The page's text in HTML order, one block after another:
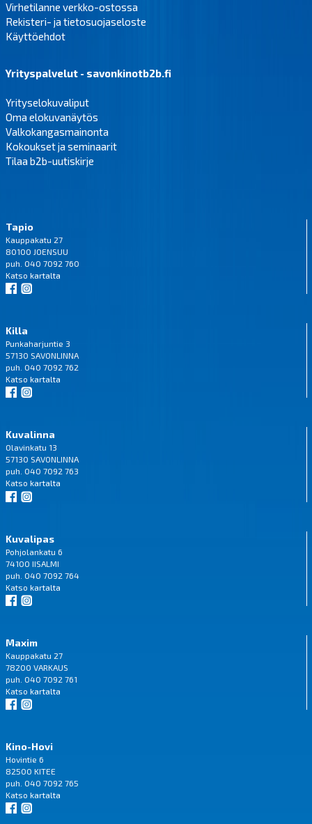
Virhetilanne verkko-ostossa
Rekisteri- ja tietosuojaseloste
Käyttöehdot
Yrityspalvelut - savonkinotb2b.fi
Yrityselokuvaliput
Oma elokuvanäytös
Valkokangasmainonta
Kokoukset ja seminaarit
Tilaa b2b-uutiskirje
Tapio
Kauppakatu 27
80100 JOENSUU
puh. 040 7092 760
Katso kartalta
Killa
Punkaharjuntie 3
57130 SAVONLINNA
puh. 040 7092 762
Katso kartalta
Kuvalinna
Olavinkatu 13
57130 SAVONLINNA
puh. 040 7092 763
Katso kartalta
Kuvalipas
Pohjolankatu 6
74100 IISALMI
puh. 040 7092 764
Katso kartalta
Maxim
Kauppakatu 27
78200 VARKAUS
puh. 040 7092 761
Katso kartalta
Kino-Hovi
Hovintie 6
82500 KITEE
puh. 040 7092 765
Katso kartalta